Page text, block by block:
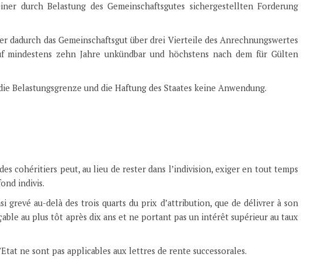
durch Belastung des Gemeinschaftsgutes sichergestellten Forderung
das Gemeinschaftsgut über drei Vierteile des Anrechnungswertes
zehn Jahre unkündbar und höchstens nach dem für Gülten
Belastungsgrenze und die Haftung des Staates keine Anwendung.
cohéritiers peut, au lieu de rester dans l’indivision, exiger en tout temps
indivis.
grevé au-delà des trois quarts du prix d’attribution, que de délivrer à son
au plus tôt après dix ans et ne portant pas un intérêt supérieur au taux
ne sont pas applicables aux lettres de rente successorales.